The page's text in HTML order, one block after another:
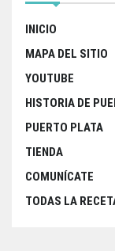
INICIO
MAPA DEL SITIO
YOUTUBE
HISTORIA DE
PUERTO PLATA
TIENDA
COMUNÍCATE
TODAS LA